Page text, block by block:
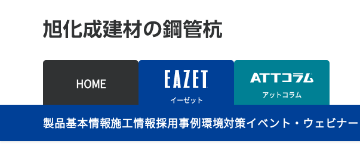
HOME
イーゼット
アットコラム
製品基本情報施工情報採用事例環境対策イベント・ウェビナー